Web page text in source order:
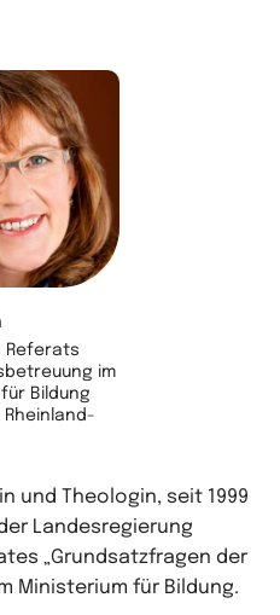
Referats
im
Bildung
und Theologin, seit 1999
Landesregierung
„Grundsatzfragen der
Ministerium für Bildung.